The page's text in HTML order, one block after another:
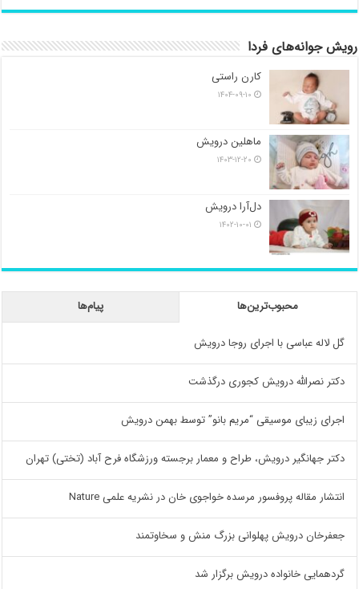
رویش جوانه‌های فردا
کارن راستی
۱۴۰۴-۰۹-۱۰
ماهلین درویش
۱۴۰۳-۱۲-۲۰
دل‌آرا درویش
۱۴۰۲-۱۰-۰۱
محبوب‌ترین‌ها پیام‌ها
گل لاله عباسی با اجرای روجا درویش
دکتر نصرالله درویش کجوری درگذشت
اجرای زیبای موسیقی “مریم بانو” توسط بهمن درویش
دکتر جهانگیر درویش، طراح و معمار برجسته ورزشگاه فرح آباد (تختی) تهران
انتشار مقاله پروفسور مرسده خواجوی خان در نشریه علمی Nature
جعفرخان درویش پهلوانی بزرگ منش و سخاوتمند
گردهمایی خانواده درویش برگزار شد